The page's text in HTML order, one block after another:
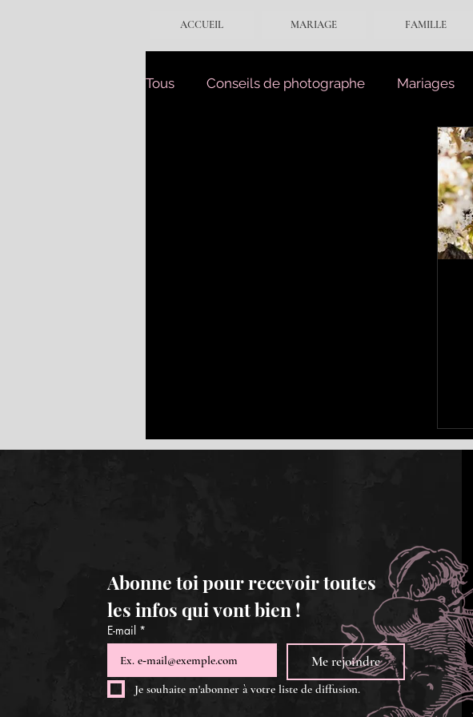
ACCUEIL MARIAGE FAMILLE
Tous Conseils de photographe Mariages
Abonne toi pour recevoir toutes
les infos qui vont bien !
E-mail *
Me rejoindre
Je souhaite m'abonner à votre liste de diffusion.